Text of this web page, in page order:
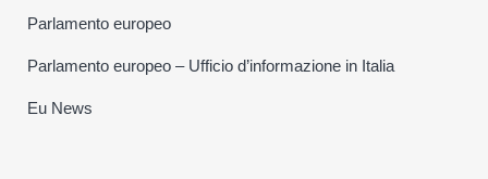
Parlamento europeo
Parlamento europeo – Ufficio d’informazione in Italia
Eu News